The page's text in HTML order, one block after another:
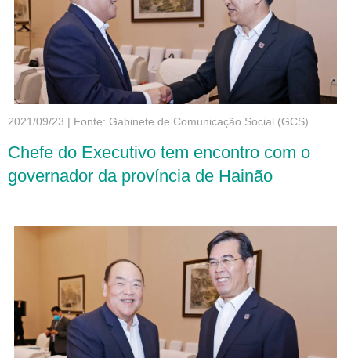
2021/09/23 | Fonte: Gabinete de Comunicação Social (GCS)
Chefe do Executivo tem encontro com o
governador da província de Hainão